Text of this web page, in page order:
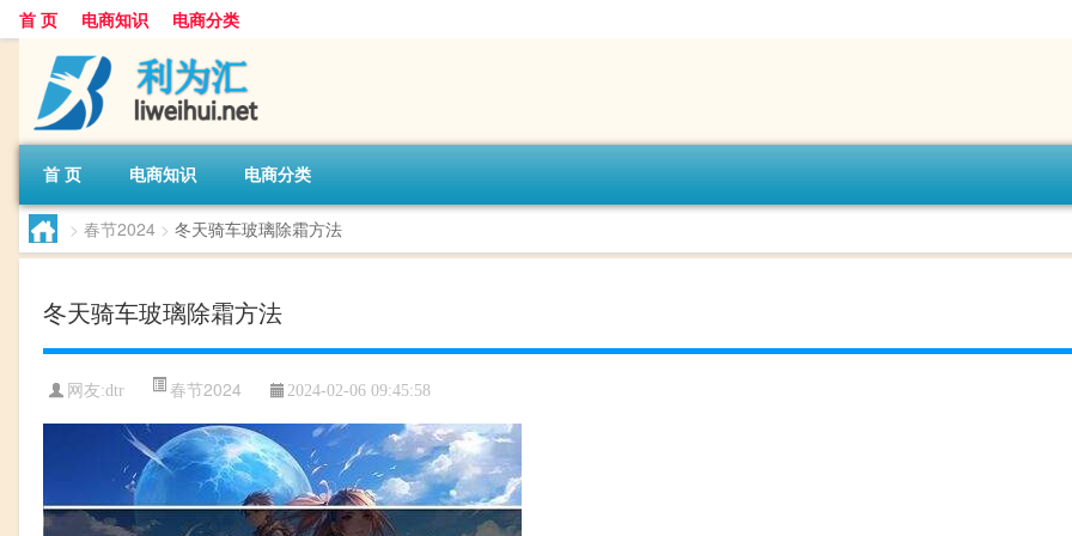
首 页 电商知识 电商分类
首 页 电商知识 电商分类
> 春节2024 > 冬天骑车玻璃除霜方法
冬天骑车玻璃除霜方法
网友:dtr 春节2024 2024-02-06 09:45:58